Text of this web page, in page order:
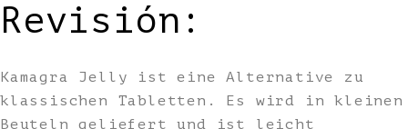
Revisión:
Kamagra Jelly ist eine Alternative zu
klassischen Tabletten. Es wird in kleinen
Beuteln geliefert und ist leicht